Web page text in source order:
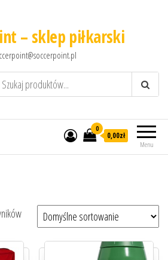
– sklep piłkarski
Menu
0
0,00zł